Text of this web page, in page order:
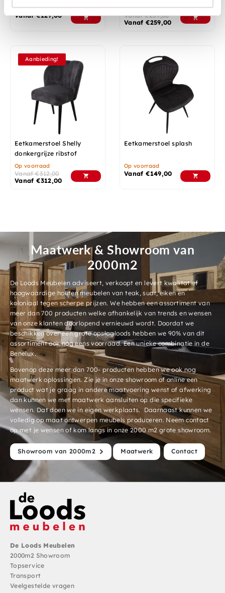
Op voorraad
Vanaf€129,00
Op voorraad
Vanaf€259,00
Vanaf€259,00
Aanbieding!
Eetkamerstoel Shelly
donkergrijze ribstof
Op voorraad
Vanaf€312,00
Vanaf€312,00
Eetkamerstoel splash
Op voorraad
Vanaf€149,00
Maatwerk & Showroom van
2000m2
De Loods Meubelen adviseert, verkoopt en levert kwalitatief
hoogwaardige houten meubelen van teak, suar, eiken en
koloniaal tegen scherpe prijzen. We hebben een assortiment van
meer dan 700 producten welke afhankelijk van trends en wensen
van onze klanten doorlopend vernieuwd wordt. Doordat we
beschikken over een grote opslagloods hebben we 90% van dit
assortiment ook nog eens voorraad. Een unieke combinatie in de
Benelux.
Bovenop deze meer dan 700- producten hebben we ook nog
maatwerk oplossingen. Zie je in onze showroom of online een
product wat je graag in andere maatvoering wenst of afwerking
dan kunnen we met maatwerk aansluiten op die specifieke
wensen. Dat doen we in eigen werkplaats. Daarnaast kunnen we
volledig op maat ontwerpen meubels produceren. Neem contact
op met je wensen of kom langs in onze 2000 m2 grote showroom.
Showroom van 2000m2 Maatwerk Contact
De Loods Meubelen
2000m2 Showroom
Topservice
Transport
Veelgestelde vragen